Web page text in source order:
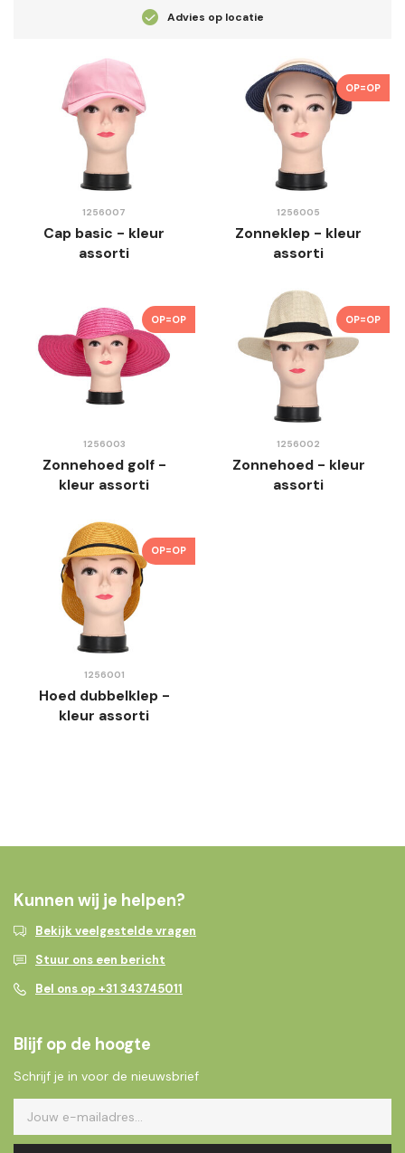
1256007
Cap basic - kleur
assorti
OP=OP
1256005
Zonneklep - kleur
assorti
OP=OP
1256003
Zonnehoed golf -
kleur assorti
OP=OP
1256002
Zonnehoed - kleur
assorti
OP=OP
1256001
Hoed dubbelklep -
kleur assorti
Advies op locatie
Kunnen wij je helpen?
Bekijk veelgestelde vragen
Stuur ons een bericht
Bel ons op +31 343745011
Blijf op de hoogte
Schrijf je in voor de nieuwsbrief